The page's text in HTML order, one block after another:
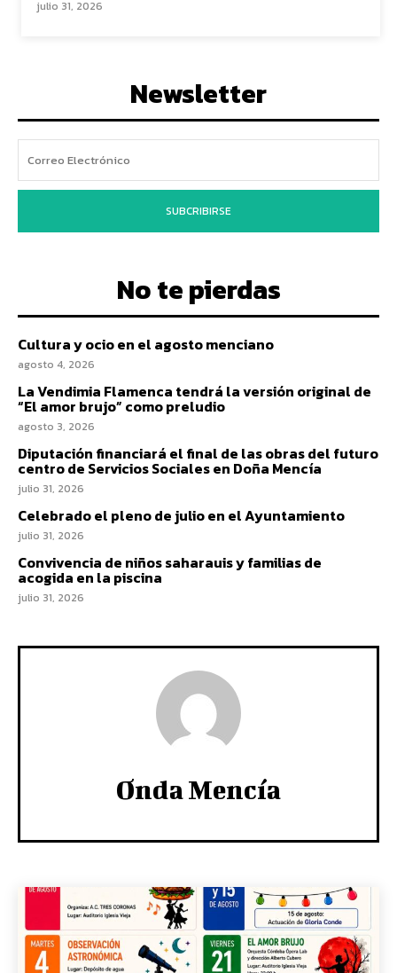
julio 31, 2026
Newsletter
SUBCRIBIRSE
No te pierdas
Cultura y ocio en el agosto menciano
agosto 4, 2026
La Vendimia Flamenca tendrá la versión original de
“El amor brujo” como preludio
agosto 3, 2026
Diputación financiará el final de las obras del futuro
centro de Servicios Sociales en Doña Mencía
julio 31, 2026
Celebrado el pleno de julio en el Ayuntamiento
julio 31, 2026
Convivencia de niños saharauis y familias de
acogida en la piscina
julio 31, 2026
Onda Mencía